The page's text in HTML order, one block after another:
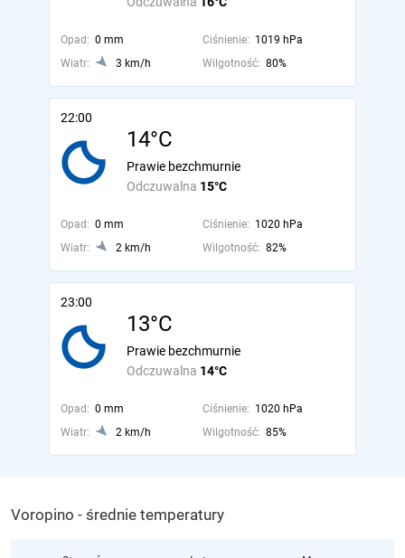
Opad: 0 mm Ciśnienie: 1019 hPa
Wiatr:
3 km/h Wilgotność: 80%
22:00
14°C
Odczuwalna 15°C
Prawie bezchmurnie
Opad: 0 mm Ciśnienie: 1020 hPa
Wiatr:
2 km/h Wilgotność: 82%
23:00
13°C
Odczuwalna 14°C
Prawie bezchmurnie
Opad: 0 mm Ciśnienie: 1020 hPa
Wiatr:
2 km/h Wilgotność: 85%
Voropino - średnie temperatury